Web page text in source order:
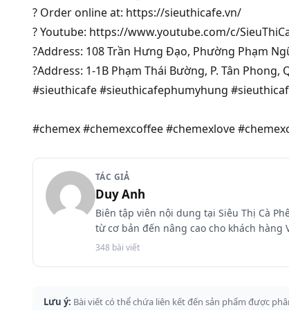
? Order online at: https://sieuthicafe.vn/
? Youtube: https://www.youtube.com/c/
?Address: 108 Trần Hưng Đạo, Phường Phạm
?Address: 1-1B Phạm Thái Bường, P. Tân Phong,
#sieuthicafe#sieuthicafephumyhung
#chemex#chemexcoffee#chemexlove
TÁC GIẢ
Duy Anh
Biên tập viên nội dung tại Siêu Thị Cà
từ cơ bản đến nâng cao cho khách hàng
348 bài viết
Lưu ý: Bài viết có thể chứa liên kết đến sản phẩm được